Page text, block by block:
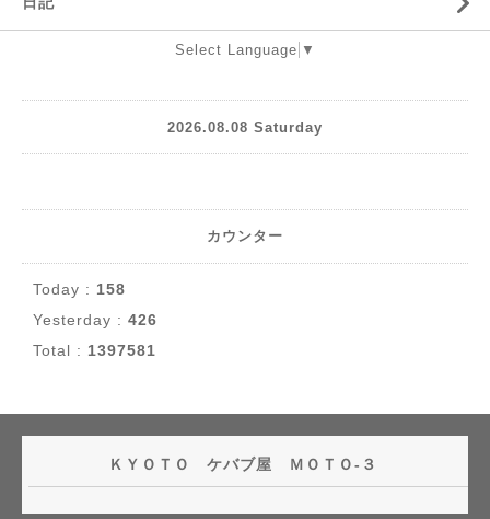
Select Language ▼
2026.08.08 Saturday
カウンター
Today : 158
Yesterday : 426
Total : 1397581
ＫＹＯＴＯ ケバブ屋 ＭＯＴＯ-３